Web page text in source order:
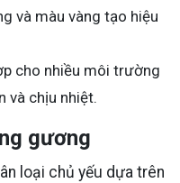
và màu vàng tạo hiệu
cho nhiều môi trường
và chịu nhiệt.
gương
loại chủ yếu dựa trên